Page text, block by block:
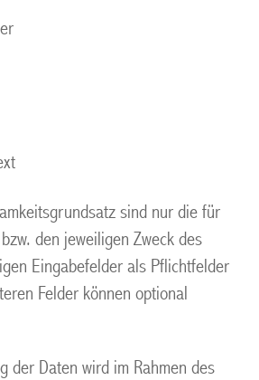
sind nur die für
den jeweiligen Zweck des
Eingabefelder als Pflichtfelder
Felder können optional
der Daten wird im Rahmen des